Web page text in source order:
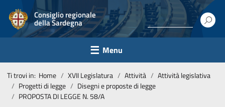
Consiglio regionale
della Sardegna
Menu
Ti trovi in: Home XVII Legislatura Attività
Attività legislativa
Progetti di legge
Disegni e proposte di legge
PROPOSTA DI LEGGE N. 58/A